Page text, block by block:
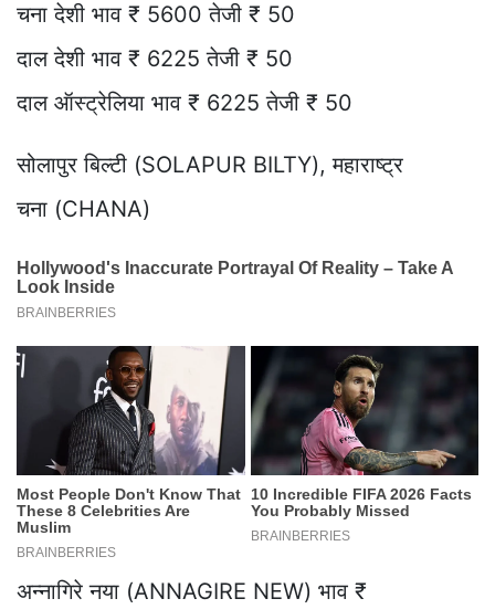
चना देशी भाव ₹ 5600 तेजी ₹ 50
दाल देशी भाव ₹ 6225 तेजी ₹ 50
दाल ऑस्ट्रेलिया भाव ₹ 6225 तेजी ₹ 50
सोलापुर बिल्टी (SOLAPUR BILTY), महाराष्ट्र
चना (CHANA)
अन्नागिरे नया (ANNAGIRE NEW) भाव ₹